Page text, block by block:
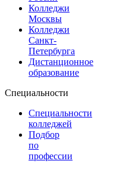
Колледжи
Москвы
Колледжи
Санкт-
Петербурга
Дистанционное
образование
Специальности
Специальности
колледжей
Подбор
по
профессии